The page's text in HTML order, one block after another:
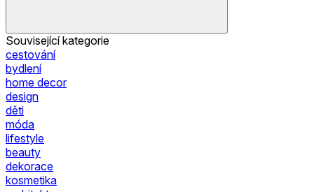
Související kategorie
cestování
bydlení
home decor
design
děti
móda
lifestyle
beauty
dekorace
kosmetika